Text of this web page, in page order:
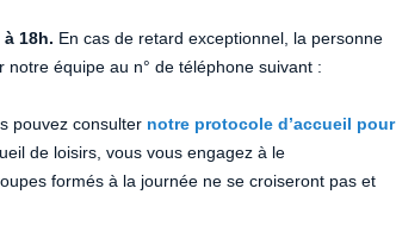
18h. En cas de retard exceptionnel, la personne
équipe au n° de téléphone suivant :
pouvez consulter notre protocole d’accueil pour
de loisirs, vous vous engagez à le
formés à la journée ne se croiseront pas et